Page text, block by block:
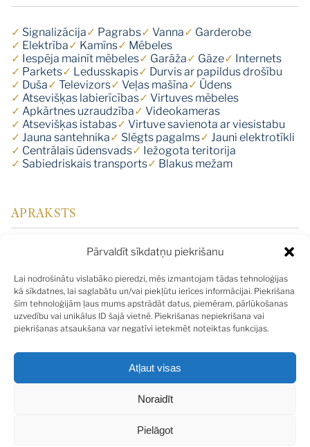
Pārvaldīt sīkdatņu piekrišanu
Lai nodrošinātu vislabāko pieredzi, mēs izmantojam tādas tehnoloģijas
kā sīkdatnes, lai saglabātu un/vai piekļūtu ierīces informācijai. Piekrišana
šīm tehnoloģijām ļaus mums apstrādāt datus, piemēram, pārlūkošanas
uzvedību vai unikālus ID šajā vietnē. Piekrišanas nepiekrišana vai
piekrišanas atsaukšana var negatīvi ietekmēt noteiktas funkcijas.
Atļaut visas
Noraidīt
Pielāgot
✓ Signalizācija✓ Pagrabs✓ Vanna✓ Garderobe
✓ Elektrība✓ Kamīns✓ Mēbeles
✓ Iespēja mainīt mēbeles✓ Garāža✓ Gāze✓ Internets
✓ Parkets✓ Ledusskapis✓ Durvis ar papildus drošību
✓ Duša✓ Televizors✓ Veļas mašīna✓ Ūdens
✓ Atsevišķas labierīcības✓ Virtuves mēbeles
✓ Apkārtnes uzraudzība✓ Videokameras
✓ Atsevišķas istabas✓ Virtuve savienota ar viesistabu
✓ Jauna santehnika✓ Slēgts pagalms✓ Jauni elektrotīkli
✓ Centrālais ūdensvads✓ Iežogota teritorija
✓ Sabiedriskais transports✓ Blakus mežam
APRAKSTS
būvētu divstāvu māju ar zemi - tuvu no jūras - Pumpuros,
Dubultu prospektā. Īpašums atrodas ērtā vietā ar labu
pilsētas infrastruktūra, kur līdzās atrodas sabiedriskais
transports, kafejnīcas, veikali, restorāni, skolas,
bērnudārzs. Īpašumā ir ievilkta elektrība, ūdens, gāze,
Mājas kopējā platība ir 210 kv. m. plus āra terase.
garderobe un katlu telpa, dzīvojamā istaba ar izeju uz āra